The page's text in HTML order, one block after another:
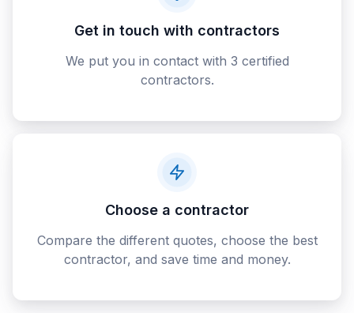
Get in touch with contractors
We put you in contact with 3 certified
contractors.
Choose a contractor
Compare the different quotes, choose the best
contractor, and save time and money.